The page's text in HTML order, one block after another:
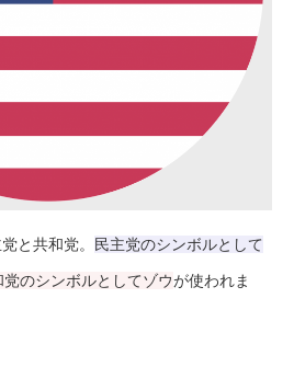
と共和党。 民主党のシンボルとして
党のシンボルとしてゾウが使われま